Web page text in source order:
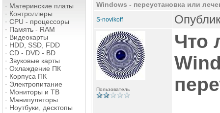
· Материнские платы
· Контроллеры
· CPU - процессоры
· Память - RAM
· Видеокарты
· HDD, SSD, FDD
· CD - DVD - BD
· Звуковые карты
· Охлаждение ПК
· Корпуса ПК
· Электропитание
· Мониторы и ТВ
· Манипуляторы
· Ноутбуки, десктопы
Windows - переустановка или
S-novikoff
Пользователь
Что